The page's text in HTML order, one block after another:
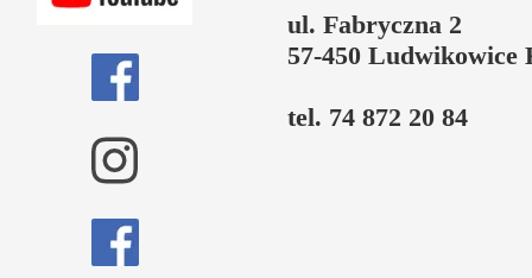
ul. Fabryczna 2
57-450 Ludwikowice
tel. 74 872 20 84